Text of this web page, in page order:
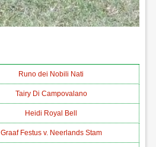
Runo dei Nobili Nati
Tairy Di Campovalano
Heidi Royal Bell
Graaf Festus v. Neerlands Stam